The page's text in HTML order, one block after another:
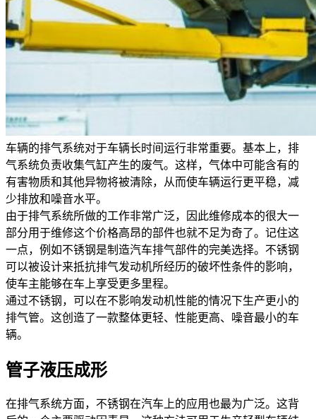
车辆的排气系统对于车辆长时间运行非常重要。基本上，排
气系统负责收集气缸产生的废气。这样，气体中可能含有的
有害物质和其他异物将被清除，从而使车辆运行更平稳，减
少排放和噪音水平。
由于排气系统所做的工作非常广泛，因此维修成本的很大一
部分用于维修这个价格高昂的部件也就不足为奇了。记住这
一点，例如不锈钢是制造汽车排气部件的完美选择。不锈钢
可以被设计来抵抗排气发动机所经历的破坏性条件的影响，
使车主能够在车上享受更多里程。
通过不锈钢，可以在不影响发动机性能的情况下生产更小的
排气管。这创造了一款整体更轻、性能更高、噪音最小的车
辆。
管子液压成形
在排气系统方面，不锈钢在汽车上的应用也最为广泛。这背